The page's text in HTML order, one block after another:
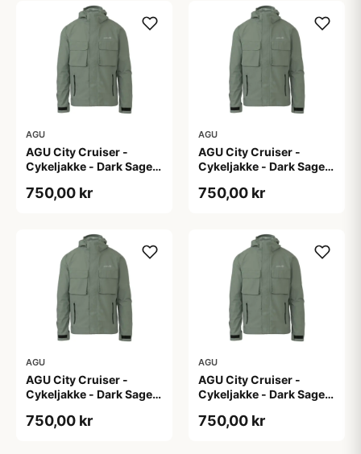
AGU
AGU City Cruiser -
Cykeljakke - Dark Sage -
750,00 kr
AGU
AGU City Cruiser -
Cykeljakke - Dark Sage -
750,00 kr
AGU
AGU City Cruiser -
Cykeljakke - Dark Sage -
750,00 kr
AGU
AGU City Cruiser -
Cykeljakke - Dark Sage -
750,00 kr